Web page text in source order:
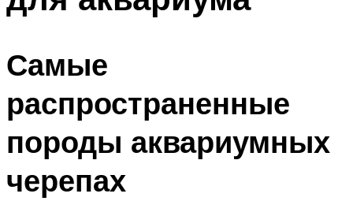
Самые
распространенные
породы аквариумных
черепах